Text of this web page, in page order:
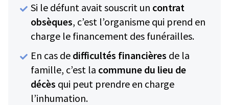
Si le défunt avait souscrit un contrat
obsèques, c’est l’organisme qui prend en
charge le financement des funérailles.
En cas de difficultés financières de la
famille, c’est la commune du lieu de
décès qui peut prendre en charge
l’inhumation.